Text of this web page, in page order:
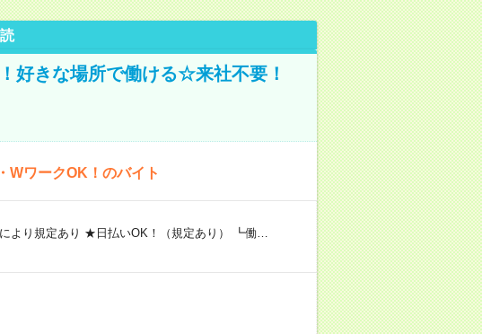
好きな場所で働ける☆来社不要！
WワークOK！のバイト
より規定あり ★日払いOK！（規定あり） ┗働…